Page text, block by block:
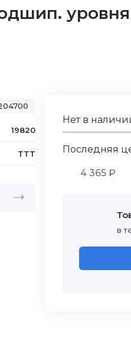
19820
TTT
Нет в
Последняя
4 365 ₽
в